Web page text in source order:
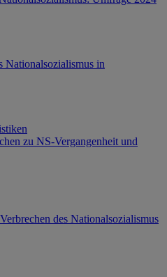
Nationalsozialismus in
zu NS-Vergangenheit und
des Nationalsozialismus